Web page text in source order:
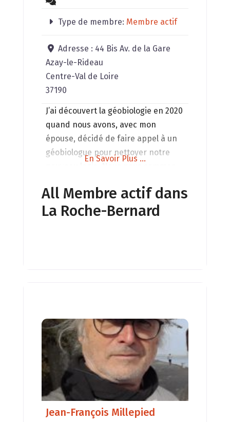
Type de membre: Membre actif
Adresse : 44 Bis Av. de la Gare
Azay-le-Rideau
Centre-Val de Loire
37190
J’ai découvert la géobiologie en 2020
quand nous avons, avec mon
épouse, décidé de faire appel à un
géobiologue pour nettoyer notre
2022, elle s’étant orientée ensuite
vers la kinésiologie en tant que
En Savoir Plus ...
All Membre actif dans
La Roche-Bernard
Jean-François Millepied